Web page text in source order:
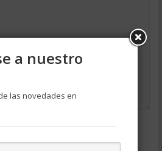
a nuestro
las novedades en